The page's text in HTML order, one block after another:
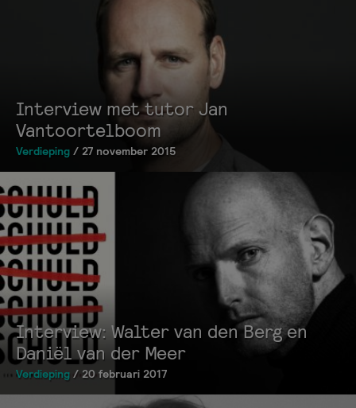
Interview met tutor Jan
Vantoortelboom
Verdieping / 27 november 2015
Interview: Walter van den Berg en
Daniël van der Meer
Verdieping / 20 februari 2017